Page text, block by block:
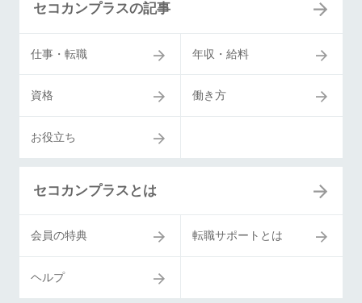
セコカンプラスの記事
仕事・転職 年収・給料
資格 働き方
お役立ち
セコカンプラスとは
会員の特典 転職サポートとは
ヘルプ